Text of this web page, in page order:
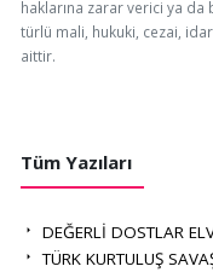
haklarına zarar verici ya
türlü mali, hukuki, cezai,
aittir.
Tüm Yazıları
DEĞERLİ DOSTLAR
TÜRK KURTULUŞ